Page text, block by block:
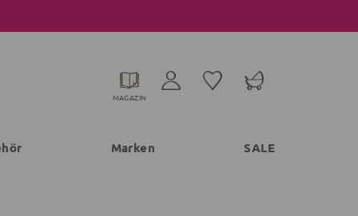
MAGAZIN
Marken SALE